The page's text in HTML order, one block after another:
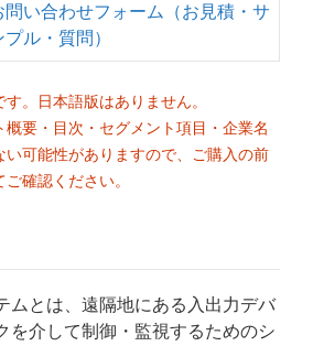
問い合わせフォーム（お見積・サ
プル・質問）
。日本語版はありません。
要・目次・セグメント項目・企業名
い可能性がありますので、ご購入の前
確認ください。
ムとは、遠隔地にある入出力デバ
を介して制御・監視するためのシ